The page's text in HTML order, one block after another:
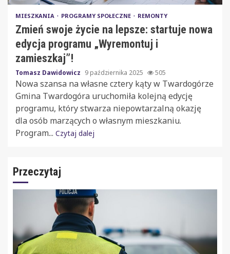
MIESZKANIA PROGRAMY SPOŁECZNE REMONTY
Zmień swoje życie na lepsze: startuje nowa
edycja programu „Wyremontuj i
zamieszkaj”!
Tomasz Dawidowicz 9 października 2025 505
Nowa szansa na własne cztery kąty w Twardogórze
Gmina Twardogóra uruchomiła kolejną edycję
programu, który stwarza niepowtarzalną okazję
dla osób marzących o własnym mieszkaniu.
Program... Czytaj dalej
Przeczytaj